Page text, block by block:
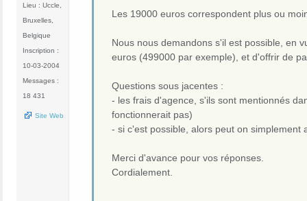
Lieu : Uccle,
Bruxelles,
Belgique
Inscription :
10-03-2004
Messages :
18 431
Site Web
Les 19000 euros correspondent plus ou
Nous nous demandons s'il est possible, en
euros (499000 par exemple), et d'offrir de
Questions sous jacentes :
- les frais d'agence, s'ils sont mentionnés
fonctionnerait pas)
- si c'est possible, alors peut on simplement
Merci d'avance pour vos réponses.
Cordialement.